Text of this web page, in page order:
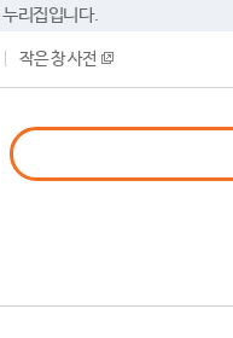
리집입니다.
작은 창 사전